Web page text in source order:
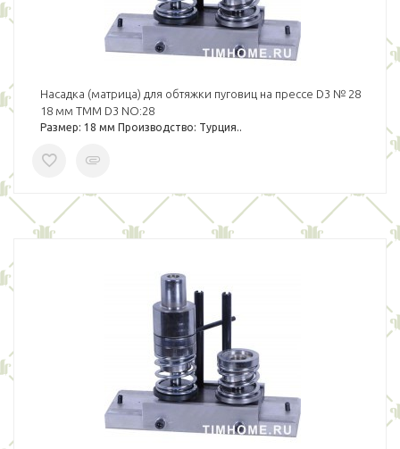
Насадка (матрица) для обтяжки пуговиц на прессе D3 № 28
18 мм TMM D3 NO:28
Размер: 18 мм Производство: Турция..